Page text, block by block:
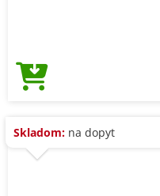
Skladom: na dopyt